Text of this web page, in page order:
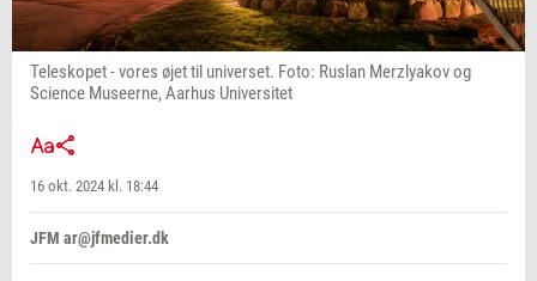
Teleskopet - vores øjet til universet. Foto: Ruslan Merzlyakov og
Science Museerne, Aarhus Universitet
16 okt. 2024 kl. 18:44
JFM ar@jfmedier.dk